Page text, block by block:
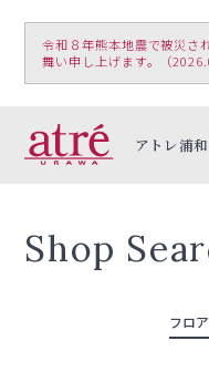
令和８年熊本地震で被災さ
舞い申し上げます。（
アトレ浦和
Shop
フロ